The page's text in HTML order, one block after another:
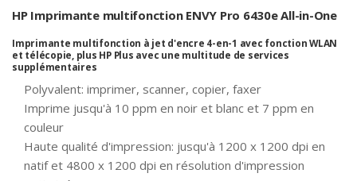
HP Imprimante multifonction ENVY Pro 6430e All-in-One
Imprimante multifonction à jet d'encre 4-en-1 avec fonction WLAN
et télécopie, plus HP Plus avec une multitude de services
supplémentaires
Polyvalent: imprimer, scanner, copier, faxer
Imprime jusqu'à 10 ppm en noir et blanc et 7 ppm en
couleur
Haute qualité d'impression: jusqu'à 1200 x 1200 dpi en
natif et 4800 x 1200 dpi en résolution d'impression